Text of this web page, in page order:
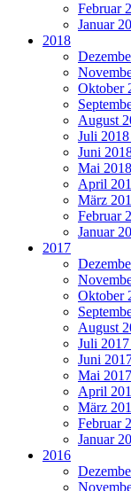
Februar
Januar
2018
Oktober
August
Juli 2018
Juni
Mai 2018
April
März
Februar
Januar
2017
Oktober
August
Juli 2017
Juni
Mai 2017
April
März
Februar
Januar
2016